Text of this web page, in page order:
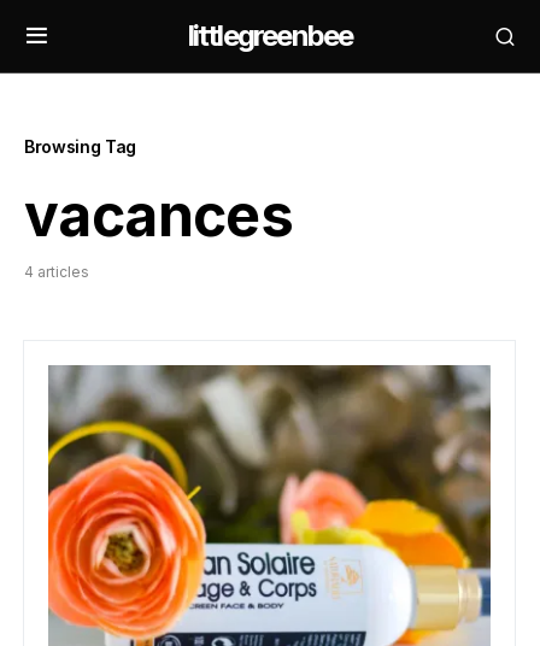
littlegreenbee
Browsing Tag
vacances
4 articles